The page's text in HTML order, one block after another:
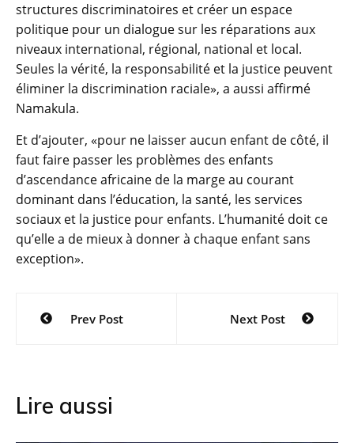
structures discriminatoires et créer un espace
politique pour un dialogue sur les réparations aux
niveaux international, régional, national et local.
Seules la vérité, la responsabilité et la justice peuvent
éliminer la discrimination raciale», a aussi affirmé
Namakula.
Et d’ajouter, «pour ne laisser aucun enfant de côté, il
faut faire passer les problèmes des enfants
d’ascendance africaine de la marge au courant
dominant dans l’éducation, la santé, les services
sociaux et la justice pour enfants. L’humanité doit ce
qu’elle a de mieux à donner à chaque enfant sans
exception».
Navigation
Prev Post Next Post
Lire aussi